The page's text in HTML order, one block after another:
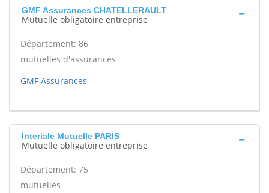
GMF Assurances CHATELLERAULT
Mutuelle obligatoire entreprise
Département: 86
mutuelles d'assurances
GMF Assurances
Interiale Mutuelle PARIS
Mutuelle obligatoire entreprise
Département: 75
mutuelles